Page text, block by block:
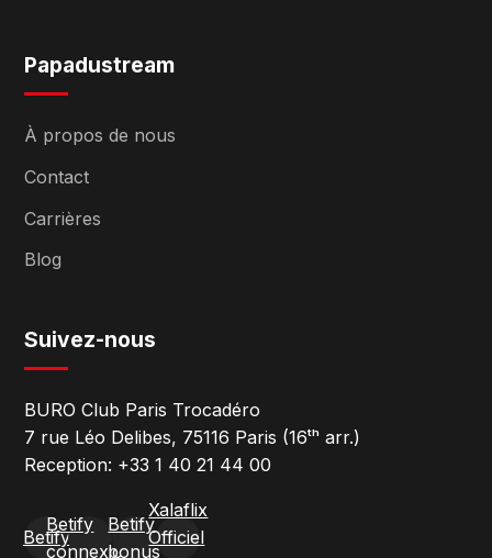
Papadustream
À propos de nous
Contact
Carrières
Blog
Suivez-nous
BURO Club Paris Trocadéro
7 rue Léo Delibes, 75116 Paris (16ᵗʰ arr.)
Reception: +33 1 40 21 44 00
Betify
Betify
connexion
Betify
bonus
Xalaflix
Officiel